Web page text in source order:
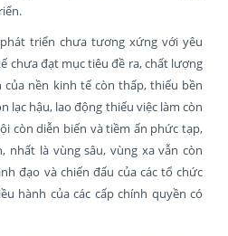
triển chưa tương xứng với yêu
chưa đạt mục tiêu đề ra, chất lượng
nền kinh tế còn thấp, thiếu bền
lạc hậu, lao động thiếu việc làm còn
còn diễn biến và tiềm ấn phức tạp,
nhất là vùng sâu, vùng xa vẫn còn
đạo và chiến đấu của các tổ chức
hành của các cấp chính quyền có